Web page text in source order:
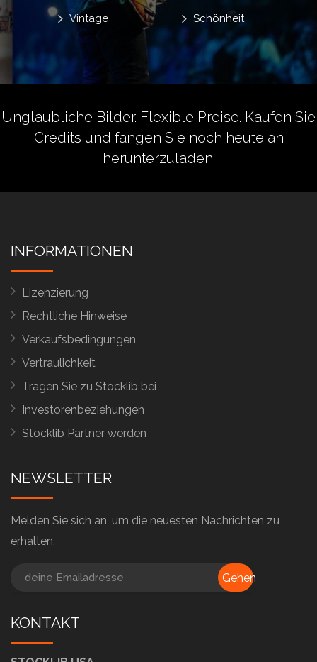
Schönheit
Vintage
Unglaubliche Bilder. Flexible Preise. Kaufen Sie
Credits und fangen Sie noch heute an
herunterzuladen.
INFORMATIONEN
Lizenzierung
Rechtliche Hinweise
Verkaufsbedingungen
Vertraulichkeit
Tragen Sie zu Stocklib bei
Investorenbeziehungen
Stocklib Partner werden
NEWSLETTER
Melden Sie sich an, um die neuesten Nachrichten zu
erhalten.
Gehen
KONTAKT